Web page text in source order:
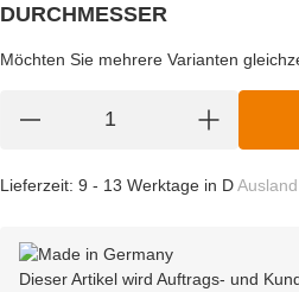
DURCHMESSER
Möchten Sie mehrere Varianten
Lieferzeit: 9 - 13 Werktage in D
Dieser Artikel wird Auftrags- und